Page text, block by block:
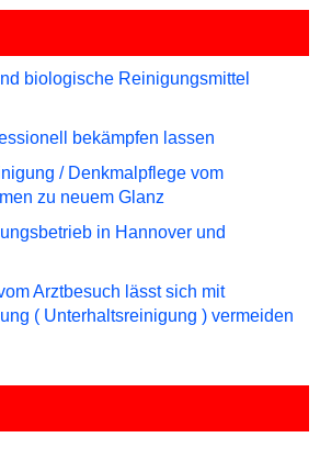
biologische Reinigungsmittel
bekämpfen lassen
/ Denkmalpflege vom
zu neuem Glanz
in Hannover und
Arztbesuch lässt sich mit
( Unterhaltsreinigung ) vermeiden